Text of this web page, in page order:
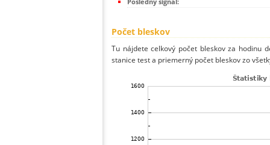
Počet bleskov
Tu nájdete celkový počet bleskov za hodinu
stanice test a priemerný počet bleskov zo